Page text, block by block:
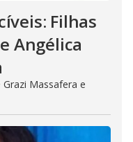
Filhas
Angélica
Massafera e